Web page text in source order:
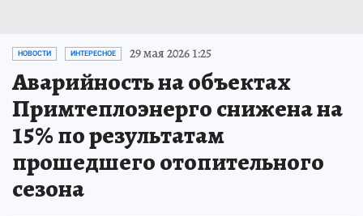
НОВОСТИ ИНТЕРЕСНОЕ 29 мая 2026 1:25
Аварийность на объектах
Примтеплоэнерго снижена на
15% по результатам
прошедшего отопительного
сезона